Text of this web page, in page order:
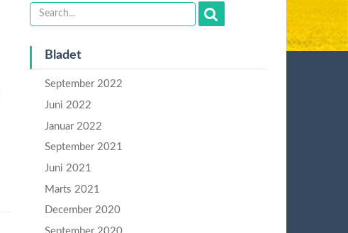
Bladet
September 2022
Juni 2022
Januar 2022
September 2021
Juni 2021
Marts 2021
December 2020